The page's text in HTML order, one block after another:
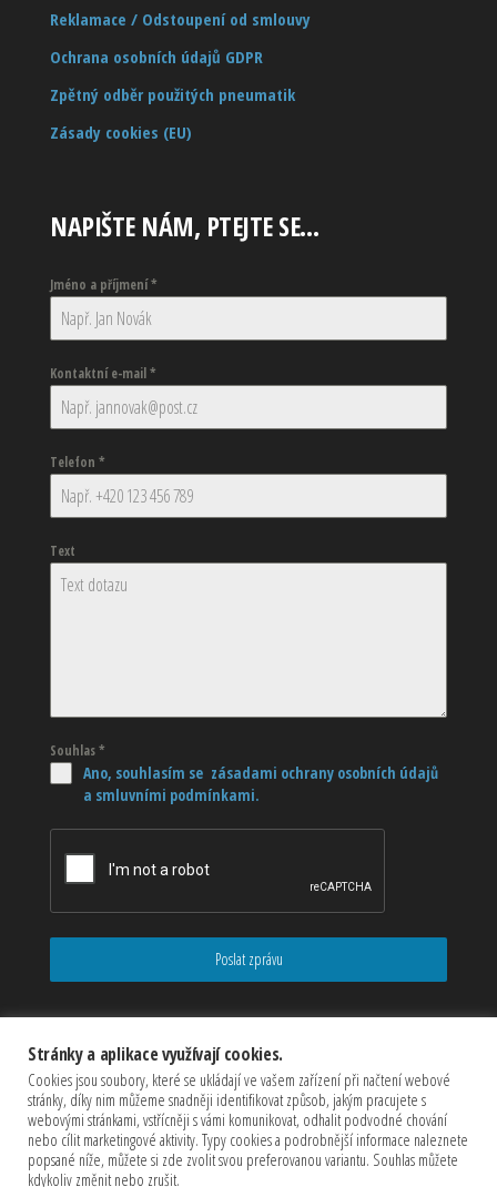
Reklamace / Odstoupení od smlouvy
Ochrana osobních údajů GDPR
Zpětný odběr použitých pneumatik
Zásady cookies (EU)
NAPIŠTE NÁM, PTEJTE SE…
Jméno a příjmení*
Kontaktní e-mail*
Telefon *
Text
Souhlas*
Ano, souhlasím se zásadami ochrany osobních údajů
a smluvními podmínkami.
Poslat zprávu
Stránky a aplikace využívají cookies.
Cookies jsou soubory, které se ukládají ve vašem zařízení při načtení webové
stránky, díky nim můžeme snadněji identifikovat způsob, jakým pracujete s
webovými stránkami, vstřícněji s vámi komunikovat, odhalit podvodné chování
nebo cílit marketingové aktivity. Typy cookies a podrobnější informace naleznete
popsané níže, můžete si zde zvolit svou preferovanou variantu. Souhlas můžete
kdykoliv změnit nebo zrušit.